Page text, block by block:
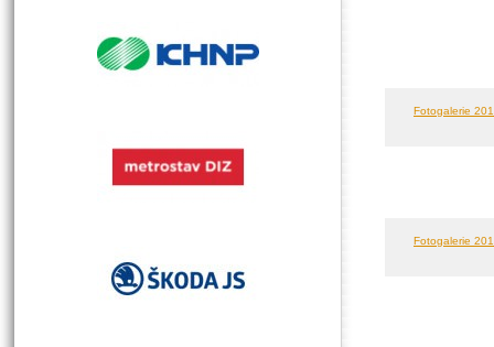
Fotogalerie
Fotogalerie